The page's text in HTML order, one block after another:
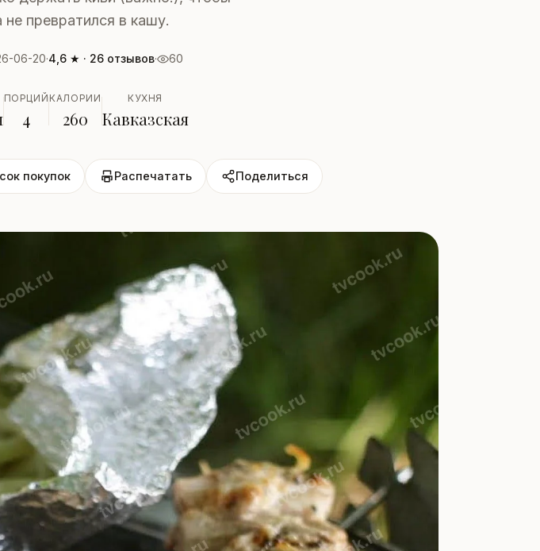
превратился в кашу.
06-20·4,6 ★ · 26 отзывов· 60
ПОРЦИЙ
4
КАЛОРИИ
260
КУХНЯ
Кавказская
покупок Распечатать Поделиться